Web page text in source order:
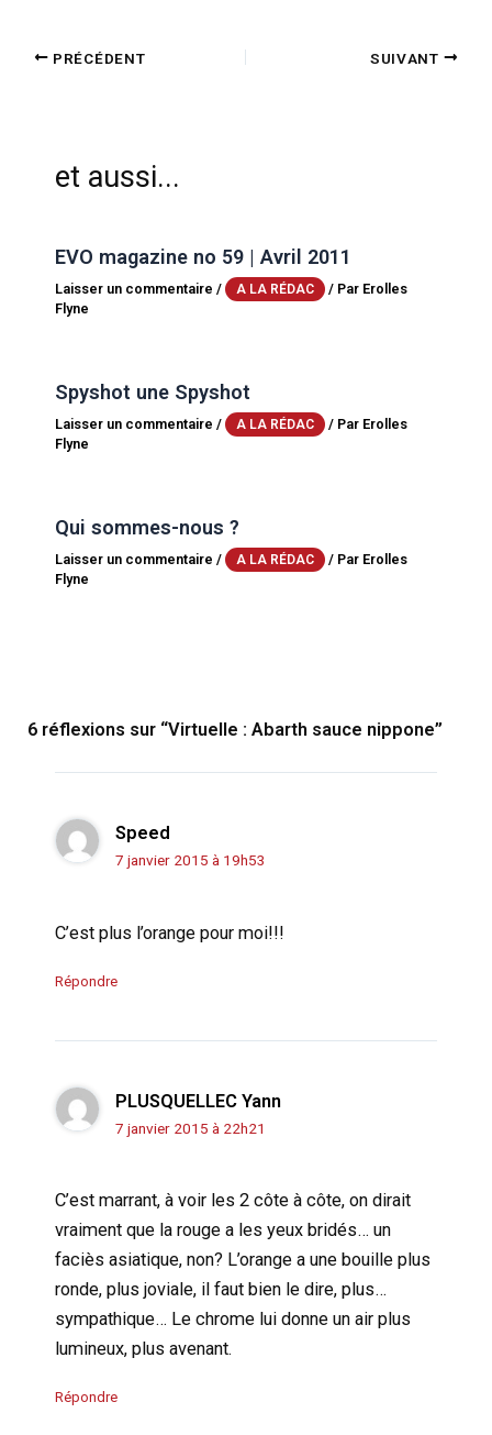
PRÉCÉDENT SUIVANT
et aussi...
EVO magazine no 59 | Avril 2011
Laisser un commentaire / A LA RÉDAC / Par Erolles
Flyne
Spyshot une Spyshot
Laisser un commentaire / A LA RÉDAC / Par Erolles
Flyne
Qui sommes-nous ?
Laisser un commentaire / A LA RÉDAC / Par Erolles
Flyne
6 réflexions sur “Virtuelle : Abarth sauce nippone”
Speed
7 janvier 2015 à 19h53
C’est plus l’orange pour moi!!!
Répondre
PLUSQUELLEC Yann
7 janvier 2015 à 22h21
C’est marrant, à voir les 2 côte à côte, on dirait
vraiment que la rouge a les yeux bridés… un
faciès asiatique, non? L’orange a une bouille plus
ronde, plus joviale, il faut bien le dire, plus…
sympathique… Le chrome lui donne un air plus
lumineux, plus avenant.
Répondre